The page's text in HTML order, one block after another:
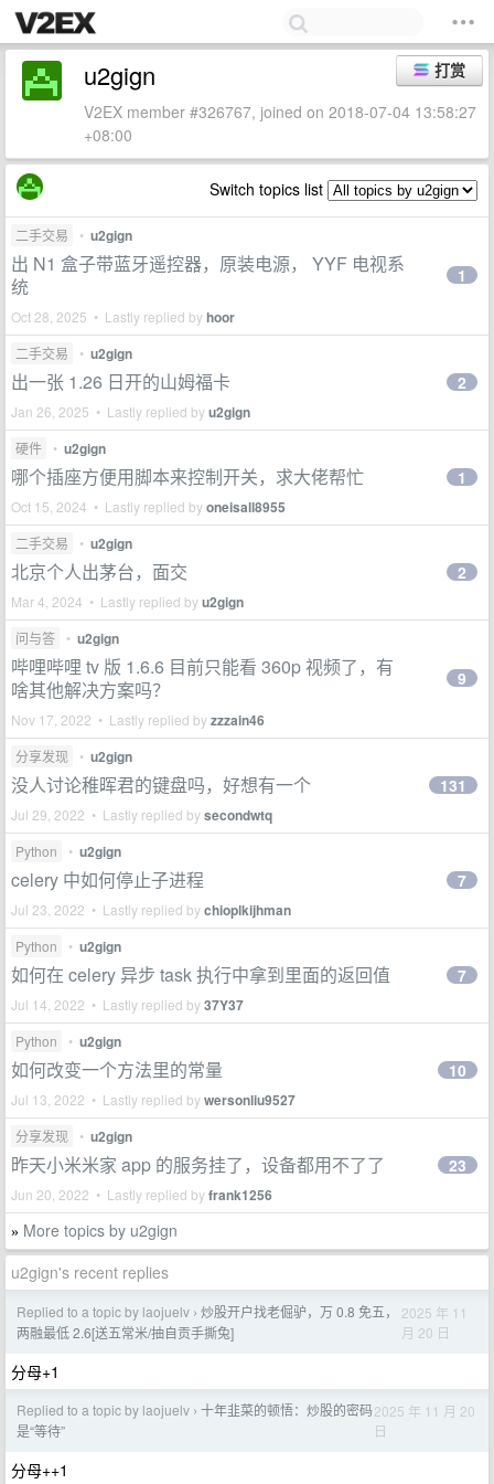
打赏
u2gign
V2EX member #326767, joined on 2018-07-04 13:58:27
+08:00
Switch topics list
二手交易 • u2gign
出 N1 盒子带蓝牙遥控器，原装电源， YYF 电视系
统
Oct 28, 2025 • Lastly replied byhoor
1
二手交易 • u2gign
出一张 1.26 日开的山姆福卡
Jan 26, 2025 • Lastly replied byu2gign
2
硬件 • u2gign
哪个插座方便用脚本来控制开关，求大佬帮忙
Oct 15, 2024 • Lastly replied byoneisall8955
1
二手交易 • u2gign
北京个人出茅台，面交
Mar 4, 2024 • Lastly replied byu2gign
2
问与答 • u2gign
哔哩哔哩 tv 版 1.6.6 目前只能看 360p 视频了，有
啥其他解决方案吗？
Nov 17, 2022 • Lastly replied byzzzain46
9
分享发现 • u2gign
没人讨论稚晖君的键盘吗，好想有一个
Jul 29, 2022 • Lastly replied bysecondwtq
131
Python • u2gign
celery 中如何停止子进程
Jul 23, 2022 • Lastly replied bychioplkijhman
7
Python • u2gign
如何在 celery 异步 task 执行中拿到里面的返回值
Jul 14, 2022 • Lastly replied by37Y37
7
Python • u2gign
如何改变一个方法里的常量
Jul 13, 2022 • Lastly replied bywersonliu9527
10
分享发现 • u2gign
昨天小米米家 app 的服务挂了，设备都用不了了
Jun 20, 2022 • Lastly replied byfrank1256
23
» More topics by u2gign
u2gign's recent replies
Replied to a topic by laojuelv › 炒股开户找老倔驴，万 0.8 免五，
两融最低 2.6[送五常米/抽自贡手撕兔]
2025 年 11
月 20 日
分母+1
Replied to a topic by laojuelv › 十年韭菜的顿悟：炒股的密码
是“等待”
2025 年 11 月 20
日
分母++1